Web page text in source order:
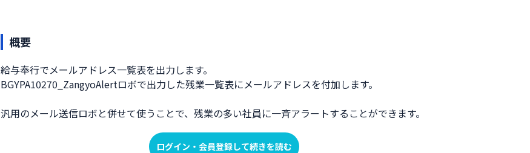
概要
給与奉行でメールアドレス一覧表を出力します。
BGYPA10270_ZangyoAlertロボで出力した残業一覧表にメールアドレスを付加します。
汎用のメール送信ロボと併せて使うことで、残業の多い社員に一斉アラートすることができます。
ログイン・会員登録して続きを読む